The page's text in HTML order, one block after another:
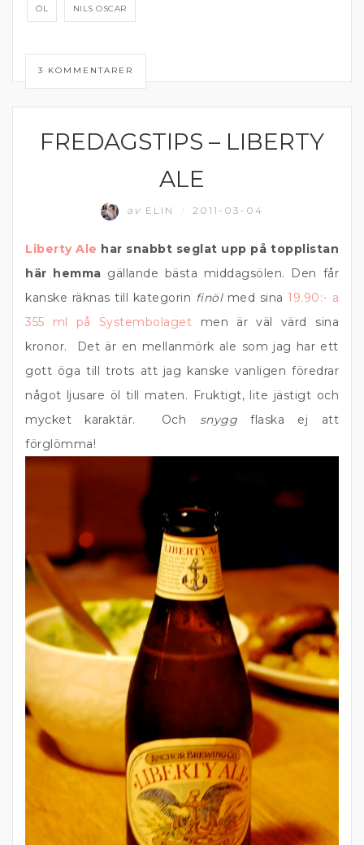
ÖL NILS OSCAR
3 KOMMENTARER
ÖL
FREDAGSTIPS – LIBERTY
ALE
av ELIN 2011-03-04
Liberty Ale har snabbt seglat upp på topplistan
här hemma gällande bästa middagsölen. Den får
kanske räknas till kategorin finölmed sina19.90:- a
355 ml på Systembolaget men är väl värd sina
kronor. Det är en mellanmörk ale som jag har ett
gott öga till trots att jag kanske vanligen föredrar
något ljusare öl till maten. Fruktigt, lite jästigt och
mycket karaktär. Och snygg flaska ej att
förglömma!